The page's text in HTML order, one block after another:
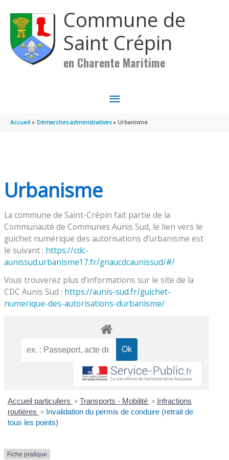
Commune de
Saint Crépin
en Charente Maritime
MENU
PRINCIPAL
Accueil Démarches administratives Urbanisme
Urbanisme
La commune de Saint-Crépin fait partie de la
Communauté de Communes Aunis Sud, le lien vers le
guichet numérique des autorisations d’urbanisme est
le suivant : https://cdc-
aunissud.urbanisme17.fr/gnaucdcaunissud/#/
Vous trouverez plus d’informations sur le site de la
CDC Aunis Sud : https://aunis-sud.fr/guichet-
numerique-des-autorisations-durbanisme/
Accueil particuliers > Transports - Mobilité > Infractions
routières > Invalidation du permis de conduire (retrait de
tous les points)
Fiche pratique